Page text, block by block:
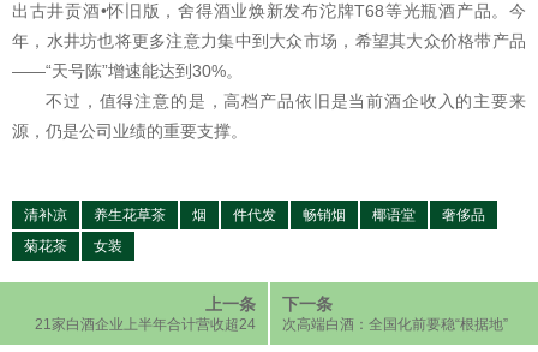
出古井贡酒•怀旧版，舍得酒业焕新发布沱牌T68等光瓶酒产品。今
年，水井坊也将更多注意力集中到大众市场，希望其大众价格带产品
——“天号陈”增速能达到30%。
不过，值得注意的是，高档产品依旧是当前酒企收入的主要来
源，仍是公司业绩的重要支撑。
清补凉 养生花草茶 烟 件代发 畅销烟 椰语堂
奢侈品
菊花茶
女装
上一条
21家白酒企业上半年合计营收超24
77亿元
下一条
次高端白酒：全国化前要稳“根据地”